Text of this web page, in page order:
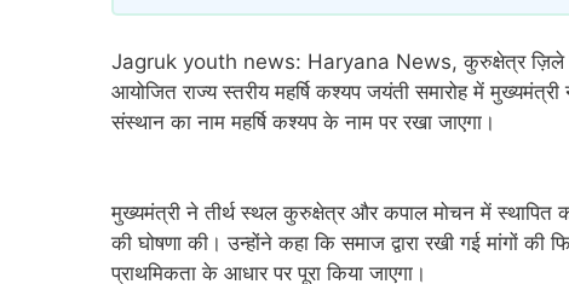
Jagruk youth news: Haryana News, कुरुक्षेत्र ज़िले के
आयोजित राज्य स्तरीय महर्षि कश्यप जयंती समारोह में
संस्थान का नाम महर्षि कश्यप के नाम पर रखा जाएगा।
मुख्यमंत्री ने तीर्थ स्थल कुरुक्षेत्र और कपाल मोचन में
की घोषणा की। उन्होंने कहा कि समाज द्वारा रखी गई मांगों
प्राथमिकता के आधार पर पूरा किया जाएगा।